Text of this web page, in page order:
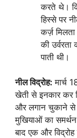
करते थे।
हिस्से पर
कर्ज़
की
पाती थी।
नील विद्रोह: मार्च
खेती से इनकार कर
और लगान चुकाने से
मुखियाओं का
बाद एक और